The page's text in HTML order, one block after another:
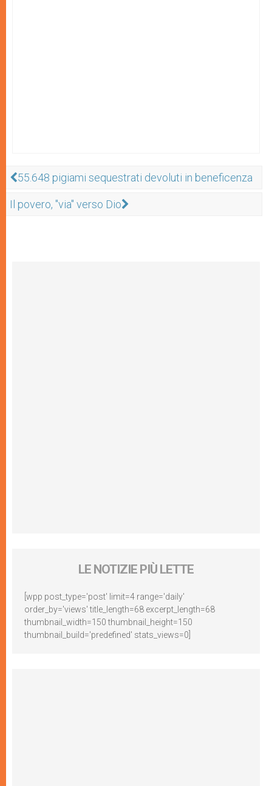
55.648 pigiami sequestrati devoluti in beneficenza
Il povero, "via" verso Dio
LE NOTIZIE PIÙ LETTE
[wpp post_type='post' limit=4 range='daily'
order_by='views' title_length=68 excerpt_length=68
thumbnail_width=150 thumbnail_height=150
thumbnail_build='predefined' stats_views=0]